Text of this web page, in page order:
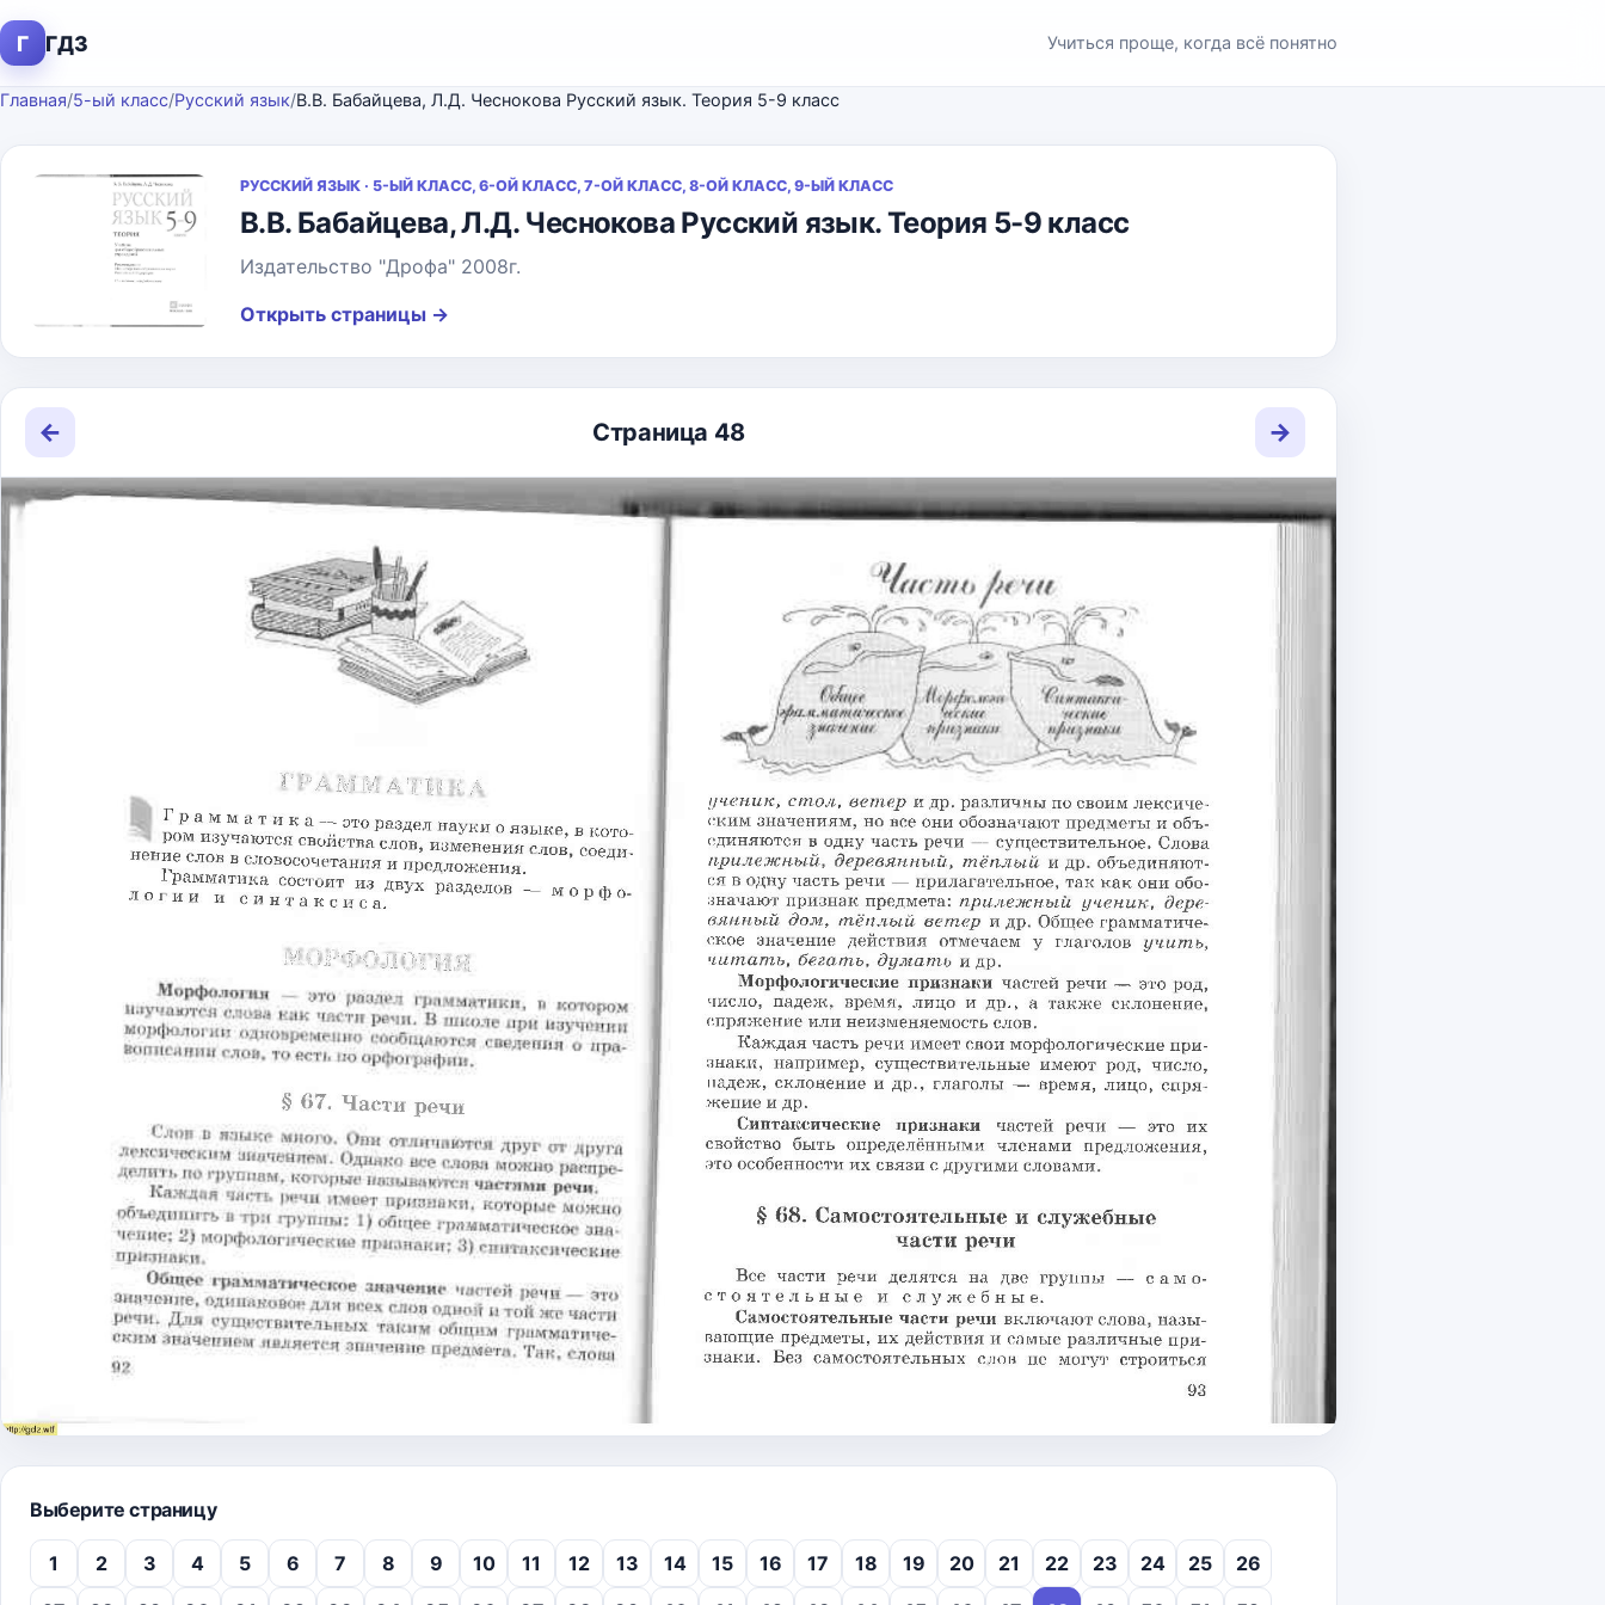
Г ГДЗ Учиться проще, когда всё понятно
Главная/5-ый класс/Русский язык/В.В. Бабайцева, Л.Д. Чеснокова Русский язык. Теория 5-9 класс
РУССКИЙ ЯЗЫК · 5-ЫЙ КЛАСС, 6-ОЙ КЛАСС, 7-ОЙ КЛАСС, 8-ОЙ КЛАСС, 9-ЫЙ КЛАСС
В.В. Бабайцева, Л.Д. Чеснокова Русский язык. Теория 5-9 класс
Издательство "Дрофа" 2008г.
Открыть страницы →
← Страница 48 →
Выберите страницу
1 2 3 4 5 6 7 8 9 10 11 12 13 14 15 16 17 18 19 20 21 22 23 24 25
26